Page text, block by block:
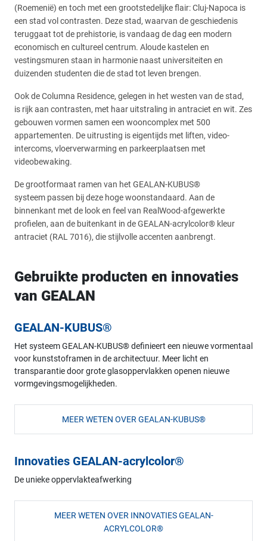
(Roemenië) en toch met een grootstedelijke flair: Cluj-Napoca is
een stad vol contrasten. Deze stad, waarvan de geschiedenis
teruggaat tot de prehistorie, is vandaag de dag een modern
economisch en cultureel centrum. Aloude kastelen en
vestingsmuren staan in harmonie naast universiteiten en
duizenden studenten die de stad tot leven brengen.
Ook de Columna Residence, gelegen in het westen van de stad,
is rijk aan contrasten, met haar uitstraling in antraciet en wit. Zes
gebouwen vormen samen een wooncomplex met 500
appartementen. De uitrusting is eigentijds met liften, video-
intercoms, vloerverwarming en parkeerplaatsen met
videobewaking.
De grootformaat ramen van het GEALAN-KUBUS®
systeem passen bij deze hoge woonstandaard. Aan de
binnenkant met de look en feel van RealWood-afgewerkte
profielen, aan de buitenkant in de GEALAN-acrylcolor® kleur
antraciet (RAL 7016), die stijlvolle accenten aanbrengt.
Gebruikte producten en innovaties
van GEALAN
GEALAN-KUBUS®
Het systeem GEALAN-KUBUS® definieert een nieuwe vormentaal
voor kunststoframen in de architectuur. Meer licht en
transparantie door grote glasoppervlakken openen nieuwe
vormgevingsmogelijkheden.
MEER WETEN OVER GEALAN-KUBUS®
Innovaties GEALAN-acrylcolor®
De unieke oppervlakteafwerking
MEER WETEN OVER INNOVATIES GEALAN-
ACRYLCOLOR®